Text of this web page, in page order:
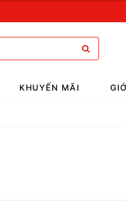
KHUYẾN MÃI